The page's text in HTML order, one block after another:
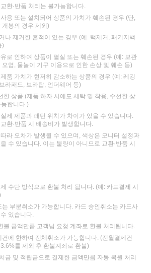
환·반품 처리는 불가능합니다.
용 또는 설치되어 상품의 가치가 훼손된 경우 (단,
봉의 경우 제외)
나 제거한 흔적이 있는 경우 (예: 택제거, 패키지백
)
로 인하여 상품이 멸실 또는 훼손된 경우 (예: 보관
염, 물놀이 기구 이용으로 인한 손상 및 훼손 등)
품 가치가 현저히 감소하는 상품의 경우 (예: 레깅
라패드, 브라탑, 언더웨어 등)
한 상품 (제품 하자 시에도 세탁 및 착용, 수선한 상
합니다.)
제 제품과 패턴 위치가 차이가 있을 수 있습니다.
환·반품 시 배송비가 발생합니다.
라 오차가 발생될 수 있으며, 색상은 모니터 설정과
수 있습니다. 이는 불량이 아니므로 교환·반품 시
수단 방식으로 환불 처리 됩니다. (예: 카드결제 시
는 부분취소가 가능합니다. 카드 승인취소는 카드사
있습니다.
불 금액만큼 고객님 요청 계좌로 환불 처리됩니다.
에 한하여 전체취소가 가능합니다. (전월결제건
를 제외 후 환불계좌로 환불)
금 및 적립금으로 결제한 금액만큼 자동 복원 처리